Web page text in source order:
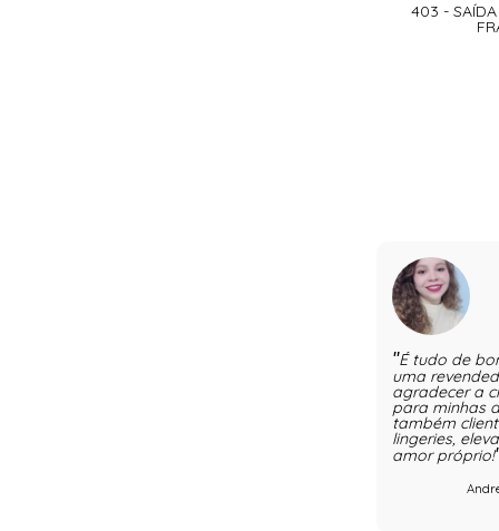
403 -
É tudo de
uma
agradecer a
para minhas
também
lingeries,
amor próprio!